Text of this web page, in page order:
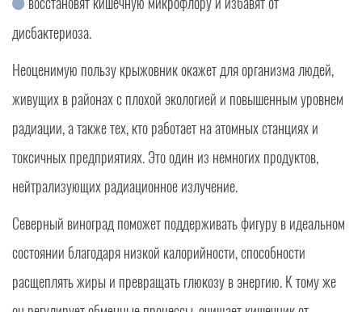
дисбактериоза.
Неоценимую пользу крыжовник окажет для организма людей,
живущих в районах с плохой экологией и повышенным уровнем
радиации, а также тех, кто работает на атомных станциях и
токсичных предприятиях. Это один из немногих продуктов,
нейтрализующих радиационное излучение.
Северный виноград поможет поддерживать фигуру в идеальном
состоянии благодаря низкой калорийности, способности
расщеплять жиры и превращать глюкозу в энергию. К тому же